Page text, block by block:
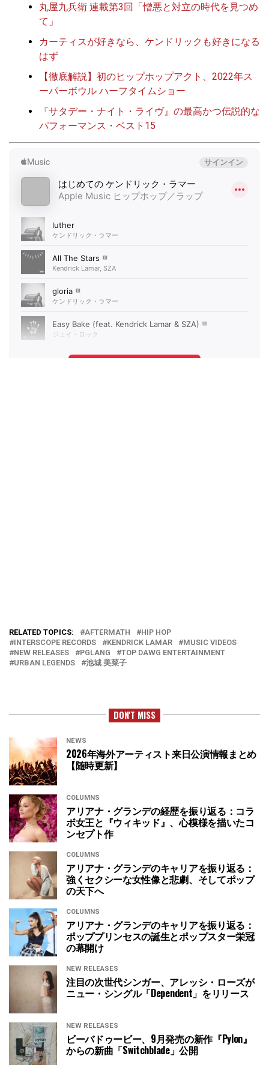
丸屋九兵衛 連載第3回「憎悪と対立の時代を見つめ
て」
カーティスが好きなら、ケンドリックも好きになる
はず
【徹底解説】初のヒップホップアクト、2022年ス
ーパーボウル ハーフタイムショー
『サタデー・ナイト・ライヴ』の最高かつ伝説的な
パフォーマンス・ベスト15
RELATED TOPICS: AFTERMATH
HIP HOP
INTERSCOPE RECORDS
KENDRICK LAMAR
MUSIC VIDEOS
NEW RELEASES
PGLANG
TOP DAWG ENTERTAINMENT
URBAN LEGENDS
池城 美菜子
DON'T MISS
NEWS
2026年海外アーティスト来日公演情報まとめ
【随時更新】
COLUMNS
アリアナ・グランデの経歴を振り返る：コラ
ボ女王と『ウィキッド』、心模様を描いたコ
ンセプト作
COLUMNS
アリアナ・グランデのキャリアを振り返る：
強くセクシーな女性像と悲劇、そしてポップ
の天下へ
COLUMNS
アリアナ・グランデのキャリアを振り返る：
ポッププリンセスの誕生とポップスター栄冠
の幕開け
NEW RELEASES
注目の次世代シンガー、アレッシ・ローズが
ニュー・シングル「Dependent」をリリース
NEW RELEASES
ビーバドゥービー、9月発売の新作『Pylon』
からの新曲「Switchblade」公開